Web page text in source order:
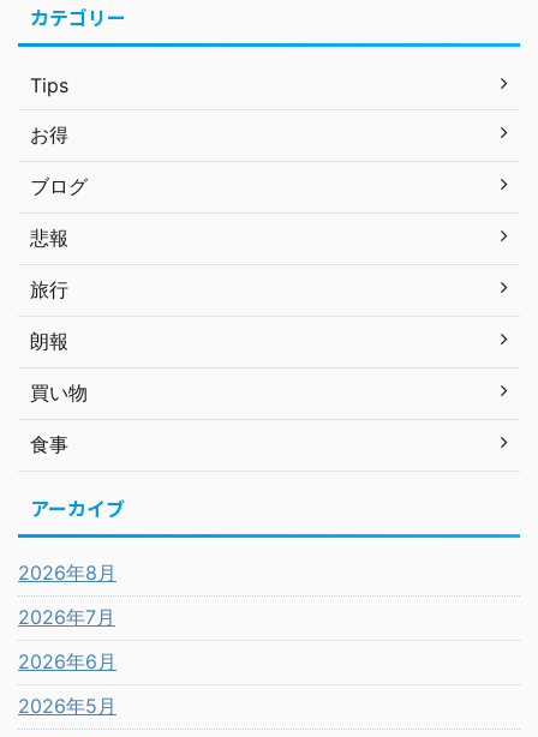
カテゴリー
Tips
お得
ブログ
悲報
旅行
朗報
買い物
食事
アーカイブ
2026年8月
2026年7月
2026年6月
2026年5月